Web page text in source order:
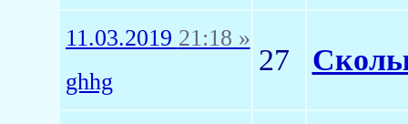
11.03.2019 21:18 »
ghhg
27